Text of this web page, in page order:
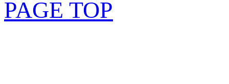
PAGE TOP